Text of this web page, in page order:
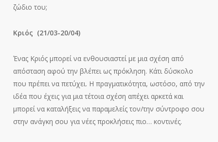
ζώδιο του;
Κριός (21/03-20/04)
Ένας Κριός μπορεί να ενθουσιαστεί με μια σχέση από
απόσταση αφού την βλέπει ως πρόκληση. Κάτι δύσκολο
που πρέπει να πετύχει. Η πραγματικότητα, ωστόσο, από την
ιδέα που έχεις για μια τέτοια σχέση απέχει αρκετά και
μπορεί να καταλήξεις να παραμελείς τον/την σύντροφο σου
στην ανάγκη σου για νέες προκλήσεις πιο… κοντινές.